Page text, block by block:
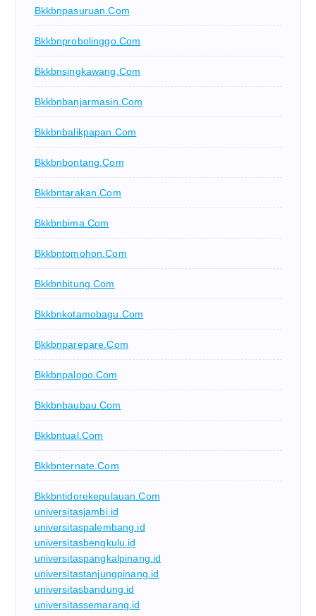
Bkkbnpasuruan.com
Bkkbnprobolinggo.com
Bkkbnsingkawang.com
Bkkbnbanjarmasin.com
Bkkbnbalikpapan.com
Bkkbnbontang.com
Bkkbntarakan.com
Bkkbnbima.com
Bkkbntomohon.com
Bkkbnbitung.com
Bkkbnkotamobagu.com
Bkkbnparepare.com
Bkkbnpalopo.com
Bkkbnbaubau.com
Bkkbntual.com
Bkkbnternate.com
Bkkbntidorekepulauan.com
universitasjambi.id
universitaspalembang.id
universitasbengkulu.id
universitaspangkalpinang.id
universitastanjungpinang.id
universitasbandung.id
universitassemarang.id